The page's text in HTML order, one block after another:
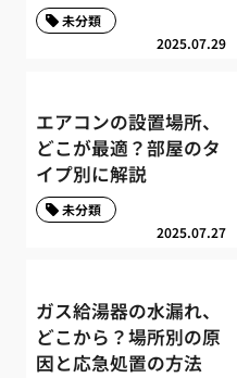
2025.07.29
未分類
エアコンの設置場所、
どこが最適？部屋のタ
イプ別に解説
2025.07.27
未分類
ガス給湯器の水漏れ、
どこから？場所別の原
因と応急処置の方法